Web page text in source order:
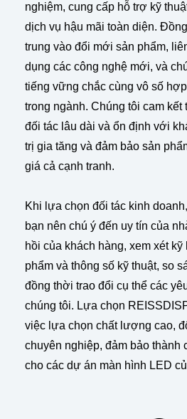
nghiệm, cung cấp hỗ trợ kỹ
dịch vụ hậu mãi toàn diện.
trung vào đổi mới sản phẩm,
dụng các công nghệ mới, và
tiếng vững chắc cùng vô số
trong ngành. Chúng tôi cam kết
đối tác lâu dài và ổn định với
trị gia tăng và đảm bảo sản
giá cả cạnh tranh.
Khi lựa chọn đối tác kinh
bạn nên chú ý đến uy tín của
hồi của khách hàng, xem xét
phẩm và thông số kỹ thuật, so
đồng thời trao đổi cụ thể các
chúng tôi. Lựa chọn
việc lựa chọn chất lượng cao,
chuyên nghiệp, đảm bảo thành
cho các dự án màn hình LED